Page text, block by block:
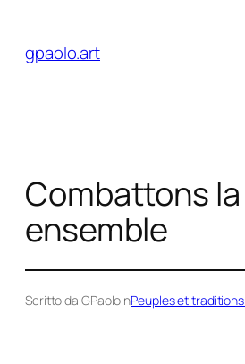
contenu
gpaolo.art
Combattons
ensemble
Scritto da GPaoloinPeuples et traditions